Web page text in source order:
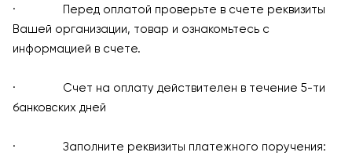
· Перед оплатой проверьте в счете реквизиты
Вашей организации, товар и ознакомьтесь с
информацией в счете.
· Счет на оплату действителен в течение 5-ти
банковских дней
· Заполните реквизиты платежного поручения: